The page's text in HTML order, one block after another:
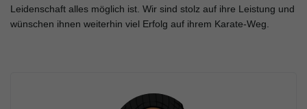
Leidenschaft alles möglich ist. Wir sind stolz auf ihre Leistung und
wünschen ihnen weiterhin viel Erfolg auf ihrem Karate-Weg.